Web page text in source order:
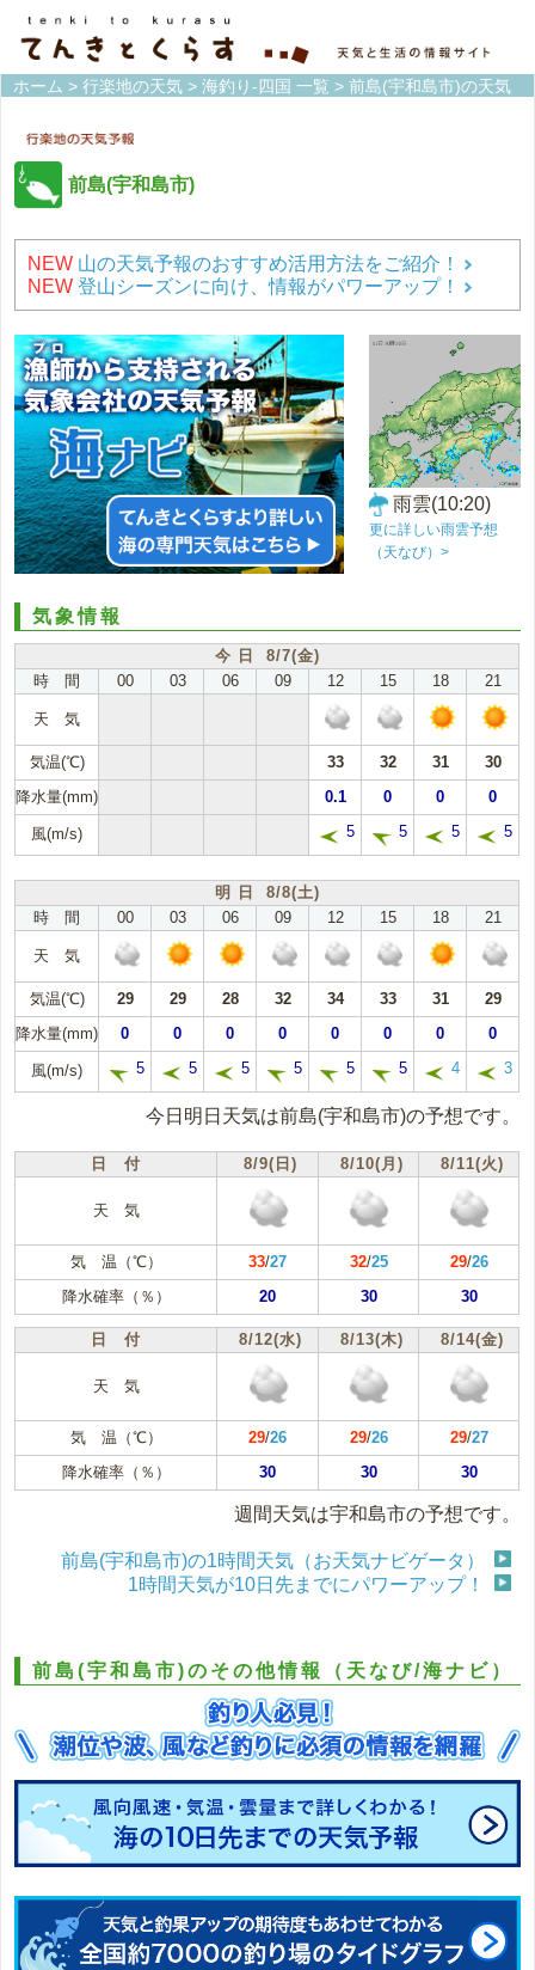
ホーム > 行楽地の天気 > 海釣り-四国 一覧 > 前島(宇和島市)の天気
前島(宇和島市)
NEW 山の天気予報のおすすめ活用方法をご紹介！
NEW 登山シーズンに向け、情報がパワーアップ！
雨雲(10:20)
更に詳しい雨雲予想
（天なび）>
気象情報
今 日 8/7(金)
時 間
00 03 06 09 12 15 18 21
天 気
気温(℃) 33 32 31
30
降水量(mm)
0.1 0 0 0
風(m/s) 5 5 5 5
明 日 8/8(土)
時 間
00 03 06 09 12 15 18 21
天 気
気温(℃) 29 29 28 32 34 33 31
29
降水量(mm)
0 0 0 0 0 0 0 0
風(m/s) 5 5 5 5 5 5 4 3
今日明日天気は前島(宇和島市)の予想です。
日 付 8/9(日) 8/10(月) 8/11(火)
天 気
気 温（℃） 33/27 32/25 29/26
降水確率（％）
20 30 30
日 付 8/12(水) 8/13(木) 8/14(金)
天 気
気 温（℃） 29/26 29/26 29/27
降水確率（％）
30 30 30
週間天気は宇和島市の予想です。
前島(宇和島市)の1時間天気（お天気ナビゲータ）
1時間天気が10日先までにパワーアップ！
前島(宇和島市)のその他情報（天なび/海ナビ）